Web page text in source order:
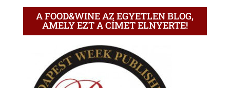
A FOOD&WINE AZ EGYETLEN BLOG,
AMELY EZT A CÍMET ELNYERTE!